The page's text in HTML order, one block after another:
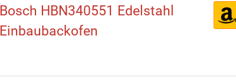
Bosch HBN340551 Edelstahl
Einbaubackofen